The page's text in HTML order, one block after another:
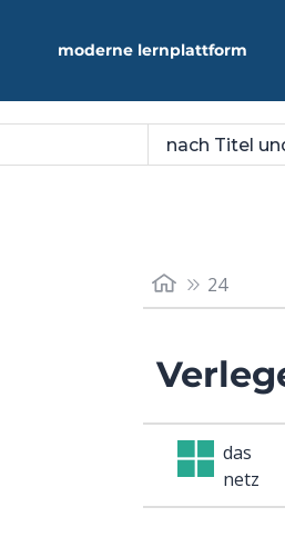
moderne lernplattform
24
das
netz